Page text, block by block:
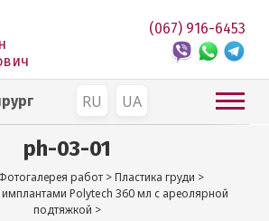
RU UA
(067) 916-6453
ph-03-01
работ >Пластика груди >
имплантами Polytech 360 мл с ареолярной
подтяжкой >